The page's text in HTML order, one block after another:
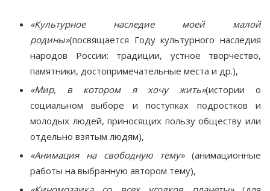
«Культурное наследие моей малой
родины»(посвящается Году культурного наследия
народов России: традиции, устное творчество,
памятники, достопримечательные места и др.),
«Мир, в котором я хочу жить»(истории о
социальном выборе и поступках подростков и
молодых людей, приносящих пользу обществу или
отдельно взятым людям),
«Анимация на свободную тему» (анимационные
работы на выбранную автором тему),